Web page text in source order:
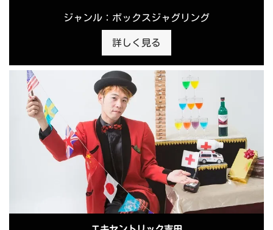
ジャンル：ボックスジャグリング
詳しく見る